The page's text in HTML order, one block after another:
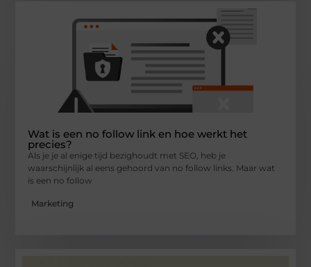
Wat is een no follow link en hoe werkt het
precies?
Als je je al enige tijd bezighoudt met SEO, heb je
waarschijnlijk al eens gehoord van no follow links. Maar wat
is een no follow
Marketing